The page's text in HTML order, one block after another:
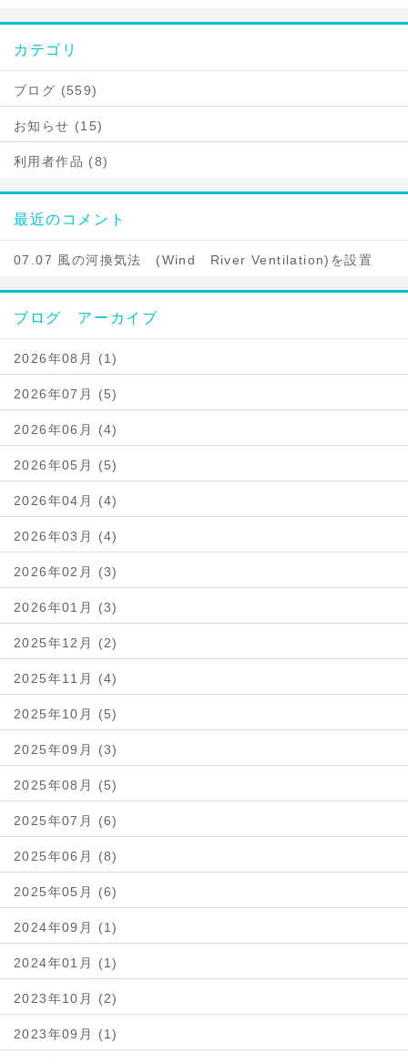
カテゴリ
ブログ (559)
お知らせ (15)
利用者作品 (8)
最近のコメント
07.07 風の河換気法 (Wind River Ventilation)を設置
ブログ アーカイブ
2026年08月 (1)
2026年07月 (5)
2026年06月 (4)
2026年05月 (5)
2026年04月 (4)
2026年03月 (4)
2026年02月 (3)
2026年01月 (3)
2025年12月 (2)
2025年11月 (4)
2025年10月 (5)
2025年09月 (3)
2025年08月 (5)
2025年07月 (6)
2025年06月 (8)
2025年05月 (6)
2024年09月 (1)
2024年01月 (1)
2023年10月 (2)
2023年09月 (1)